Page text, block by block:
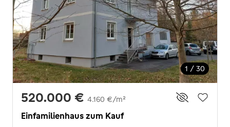
1 / 30
520.000 € 4.160 €/m²
Einfamilienhaus zum Kauf